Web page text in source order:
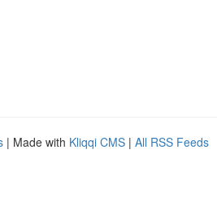
| Made with Kliqqi CMS | All RSS Feeds